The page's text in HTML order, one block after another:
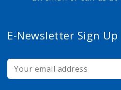
E-Newsletter Sign Up